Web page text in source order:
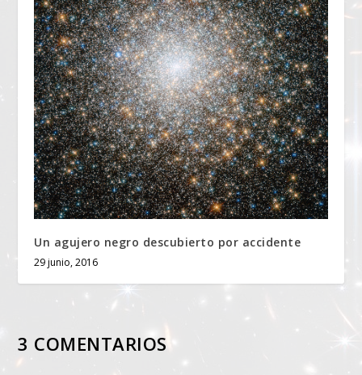
Un agujero negro descubierto por accidente
29 junio, 2016
3 COMENTARIOS